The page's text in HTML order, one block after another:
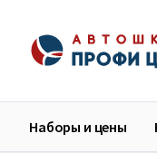
Наборы и цены